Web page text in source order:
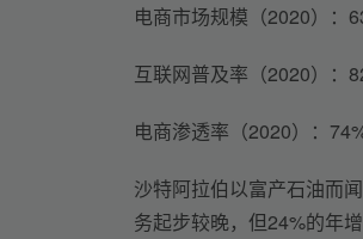
电商市场规模（2020）：
互联网普及率（2020）：
电商渗透率（2020）：
沙特阿拉伯以富产石油而
务起步较晚，但24%的年